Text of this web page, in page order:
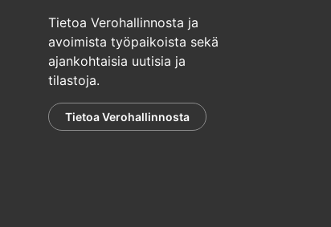
Tietoa Verohallinnosta ja
avoimista työpaikoista sekä
ajankohtaisia uutisia ja
tilastoja.
Tietoa Verohallinnosta